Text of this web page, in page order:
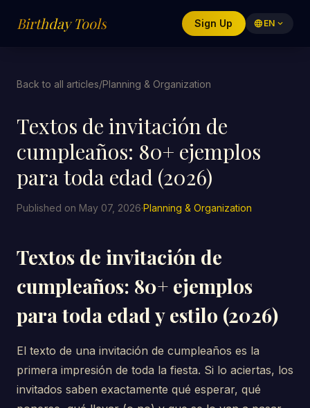
Birthday Tools Sign Up language EN expand_more
Back to all articles/Planning & Organization
Textos de invitación de
cumpleaños: 80+ ejemplos
para toda edad (2026)
Published on May 07, 2026·Planning & Organization
Textos de invitación de
cumpleaños: 80+ ejemplos
para toda edad y estilo (2026)
El texto de una invitación de cumpleaños es la
primera impresión de toda la fiesta. Si lo aciertas, los
invitados saben exactamente qué esperar, qué